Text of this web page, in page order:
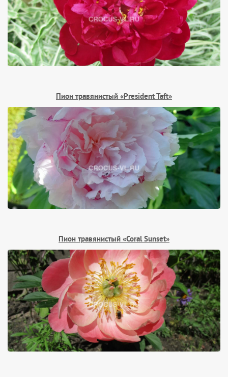
Пион травянистый «President Taft»
Пион травянистый «Coral Sunset»